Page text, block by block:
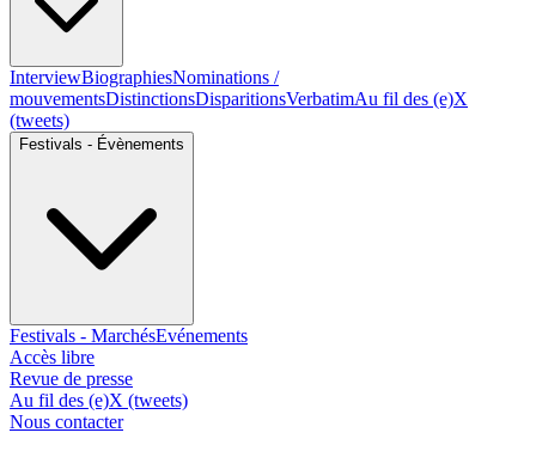
InterviewBiographiesNominations /
mouvementsDistinctionsDisparitionsVerbatimAu fil des (e)X
(tweets)
Festivals - Évènements
Festivals - MarchésEvénements
Accès libre
Revue de presse
Au fil des (e)X (tweets)
Nous contacter